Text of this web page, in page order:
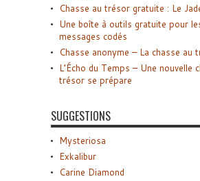
Chasse au trésor gratuite : Le
Une boîte à outils gratuite pour
messages codés
Chasse anonyme – La chasse au
L’Écho du Temps – Une nouvelle
trésor se prépare
SUGGESTIONS
Mysteriosa
Exkalibur
Carine Diamond